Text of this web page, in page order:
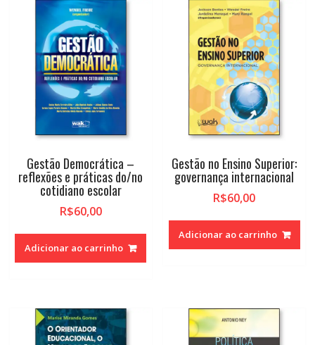
Gestão Democrática –
reflexões e práticas do/no
cotidiano escolar
R$60,00
Adicionar ao carrinho
Gestão no Ensino Superior:
governança internacional
R$60,00
Adicionar ao carrinho